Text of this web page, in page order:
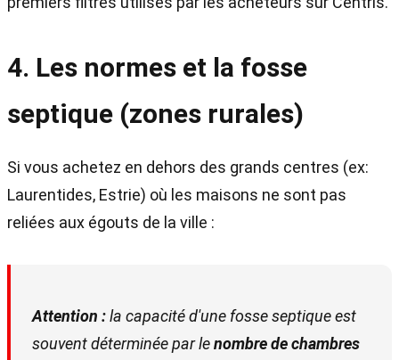
4. Les normes et la fosse
septique (zones rurales)
Si vous achetez en dehors des grands centres (ex:
Laurentides, Estrie) où les maisons ne sont pas
reliées aux égouts de la ville :
Attention :la capacité d'une fosse septique est
souvent déterminée par lenombre de chambres